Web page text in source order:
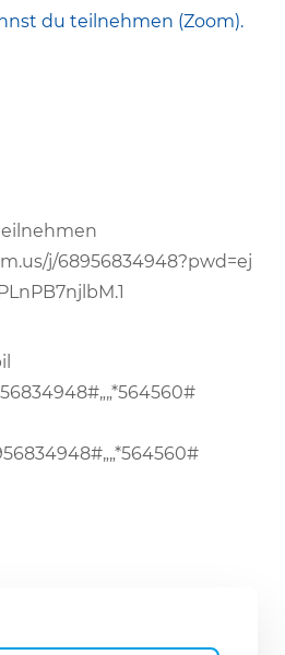
du teil­nehmen (Zoom).
​j​/​6​8​9​5​6​8​3​4​9​4​8​?​p​w​d​=​e​j​